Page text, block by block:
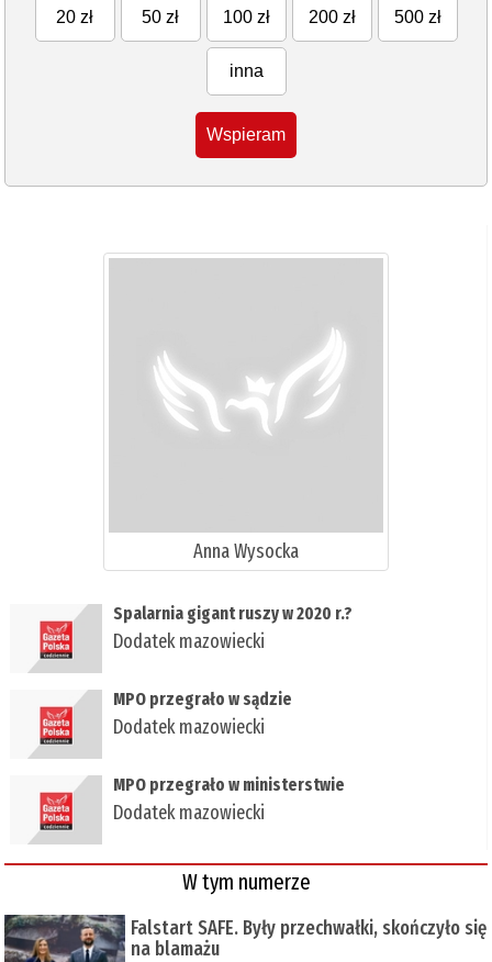
20 zł 50 zł 100 zł 200 zł 500 zł
inna
Wspieram
Anna Wysocka
Spalarnia gigant ruszy w 2020 r.?
Dodatek mazowiecki
​MPO przegrało w sądzie
Dodatek mazowiecki
​MPO przegrało w ministerstwie
Dodatek mazowiecki
W tym numerze
Falstart SAFE. Były przechwałki, skończyło się
na blamażu